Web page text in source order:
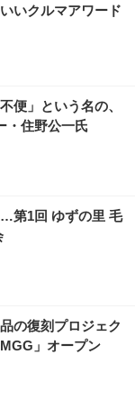
いクルマアワード
便」という名の、
・住野公一氏
第1回 ゆずの里 毛
の復刻プロジェク
」オープン